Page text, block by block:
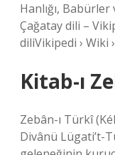
Hanlığı,
Çağatay dili –
diliVikipedi › Wiki
Kitab-ı
Zebân-ı Türkî
Divânü Lügati’t-